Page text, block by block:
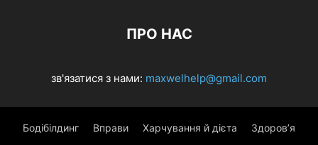
ПРО НАС
зв'язатися з нами: maxwelhelp@gmail.com
Бодібілдинг Вправи Харчування й дієта Здоров’я